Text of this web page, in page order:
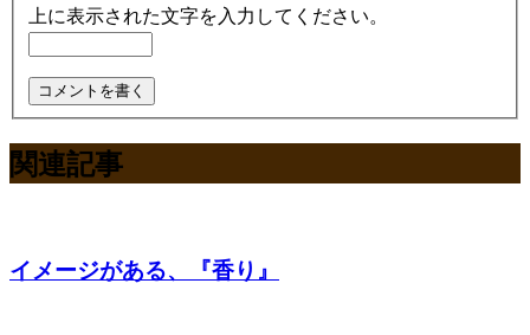
上に表示された文字を入力してください。
関連記事
イメージがある、『香り』